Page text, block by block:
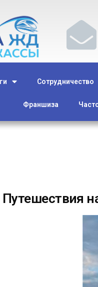
Сотрудничество
Франшиза
Путешествия